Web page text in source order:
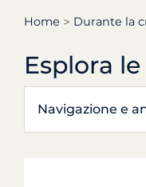
Home Durante la
Esplora
Navigazione e